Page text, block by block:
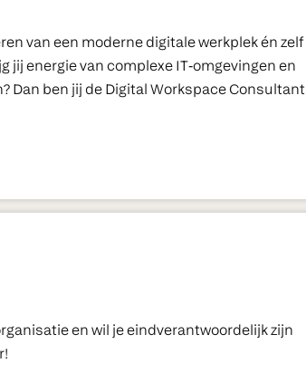
van een moderne digitale werkplek én zelf
jij energie van complexe IT‑omgevingen en
Dan ben jij de Digital Workspace Consultant
en wil je eindverantwoordelijk zijn